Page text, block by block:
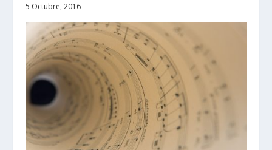
5 Octubre, 2016